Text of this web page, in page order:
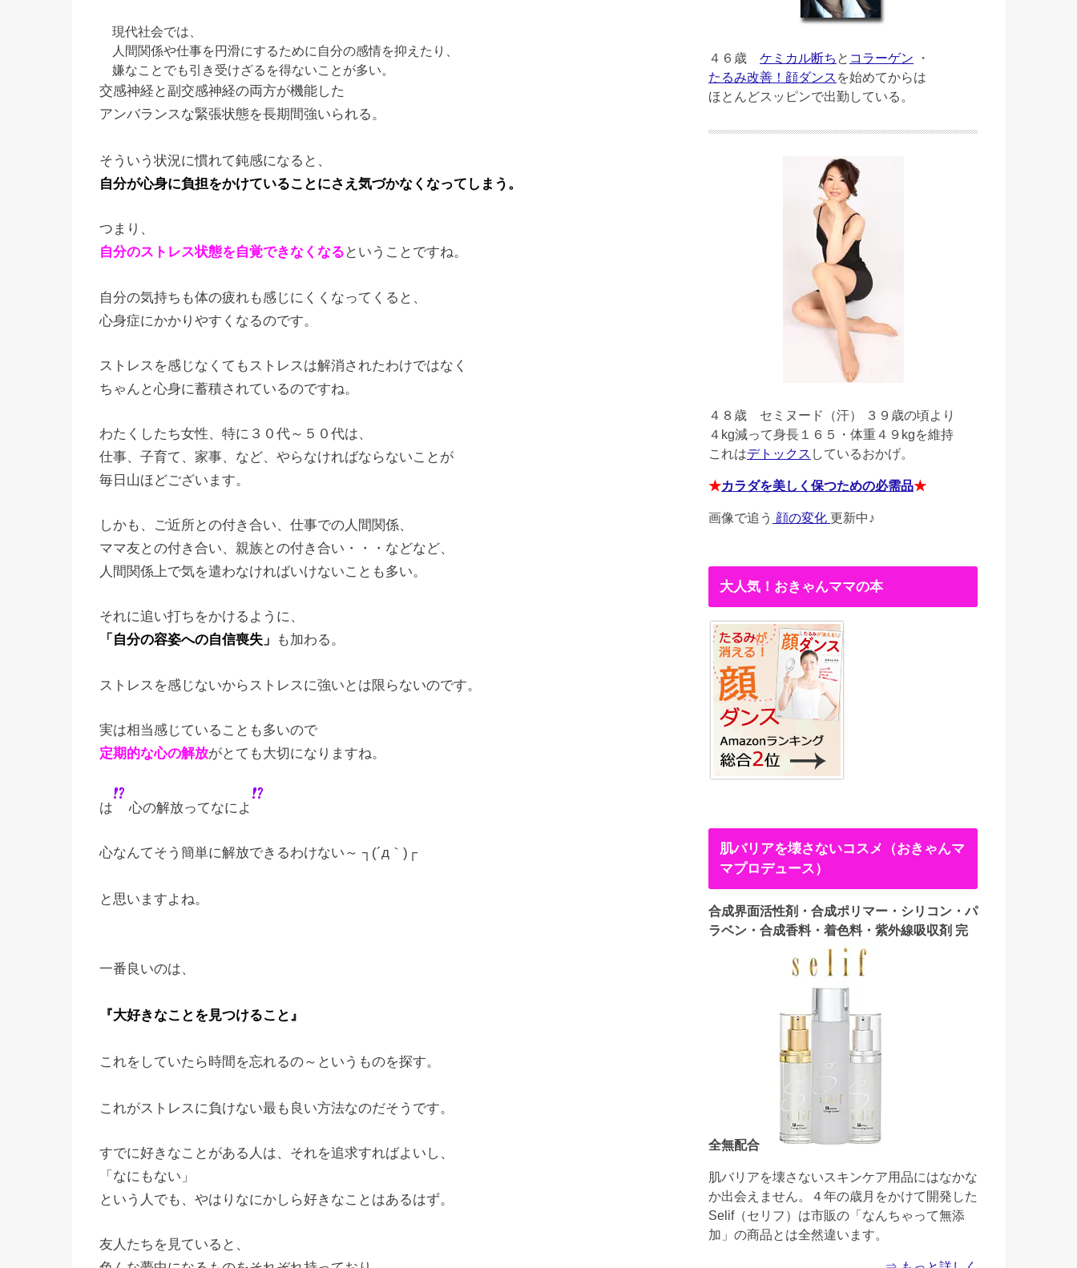
現代社会では、
人間関係や仕事を円滑にするために自分の感情を抑えたり、
嫌なことでも引き受けざるを得ないことが多い。
交感神経と副交感神経の両方が機能した
アンバランスな緊張状態を長期間強いられる。
そういう状況に慣れて鈍感になると、
自分が心身に負担をかけていることにさえ気づかなくなってしまう。
つまり、
自分のストレス状態を自覚できなくなる ということですね。
自分の気持ちも体の疲れも感じにくくなってくると、
心身症にかかりやすくなるのです。
ストレスを感じなくてもストレスは解消されたわけではなく
ちゃんと心身に蓄積されているのですね。
わたくしたち女性、特に３０代～５０代は、
仕事、子育て、家事、など、やらなければならないことが
毎日山ほどございます。
しかも、ご近所との付き合い、仕事での人間関係、
ママ友との付き合い、親族との付き合い・・・などなど、
人間関係上で気を遣わなければいけないことも多い。
それに追い打ちをかけるように、
「自分の容姿への自信喪失」
も加わる。
ストレスを感じないからストレスに強いとは限らないのです。
実は相当感じていることも多いので
定期的な心の解放がとても大切になりますね。
は 心の解放ってなによ
心なんてそう簡単に解放できるわけない～ ┐(´д｀)┌
と思いますよね。
一番良いのは、
『大好きなことを見つけること』
これをしていたら時間を忘れるの～というものを探す。
これがストレスに負けない最も良い方法なのだそうです。
すでに好きなことがある人は、それを追求すればよいし、
「なにもない」
という人でも、やはりなにかしら好きなことはあるはず。
友人たちを見ていると、
４６歳 ケミカル断ち と コラーゲン ・
たるみ改善！顔ダンス を始めてからは
ほとんどスッピンで出勤している。
４８歳 セミヌード（汗） ３９歳の頃より
４kg減って身長１６５・体重４９kgを維持
これはデトックス しているおかげ。
★カラダを美しく保つための必需品★
画像で追う 顔の変化 更新中♪
大人気！おきゃんママの本
肌バリアを壊さないコスメ（おきゃんマ
マプロデュース）
合成界面活性剤・合成ポリマー・シリコン・パ
ラベン・合成香料・着色料・紫外線吸収剤 完
全無配合
肌バリアを壊さないスキンケア用品にはなかな
か出会えません。４年の歳月をかけて開発した
Selif（セリフ）は市販の「なんちゃって無添
加」の商品とは全然違います。